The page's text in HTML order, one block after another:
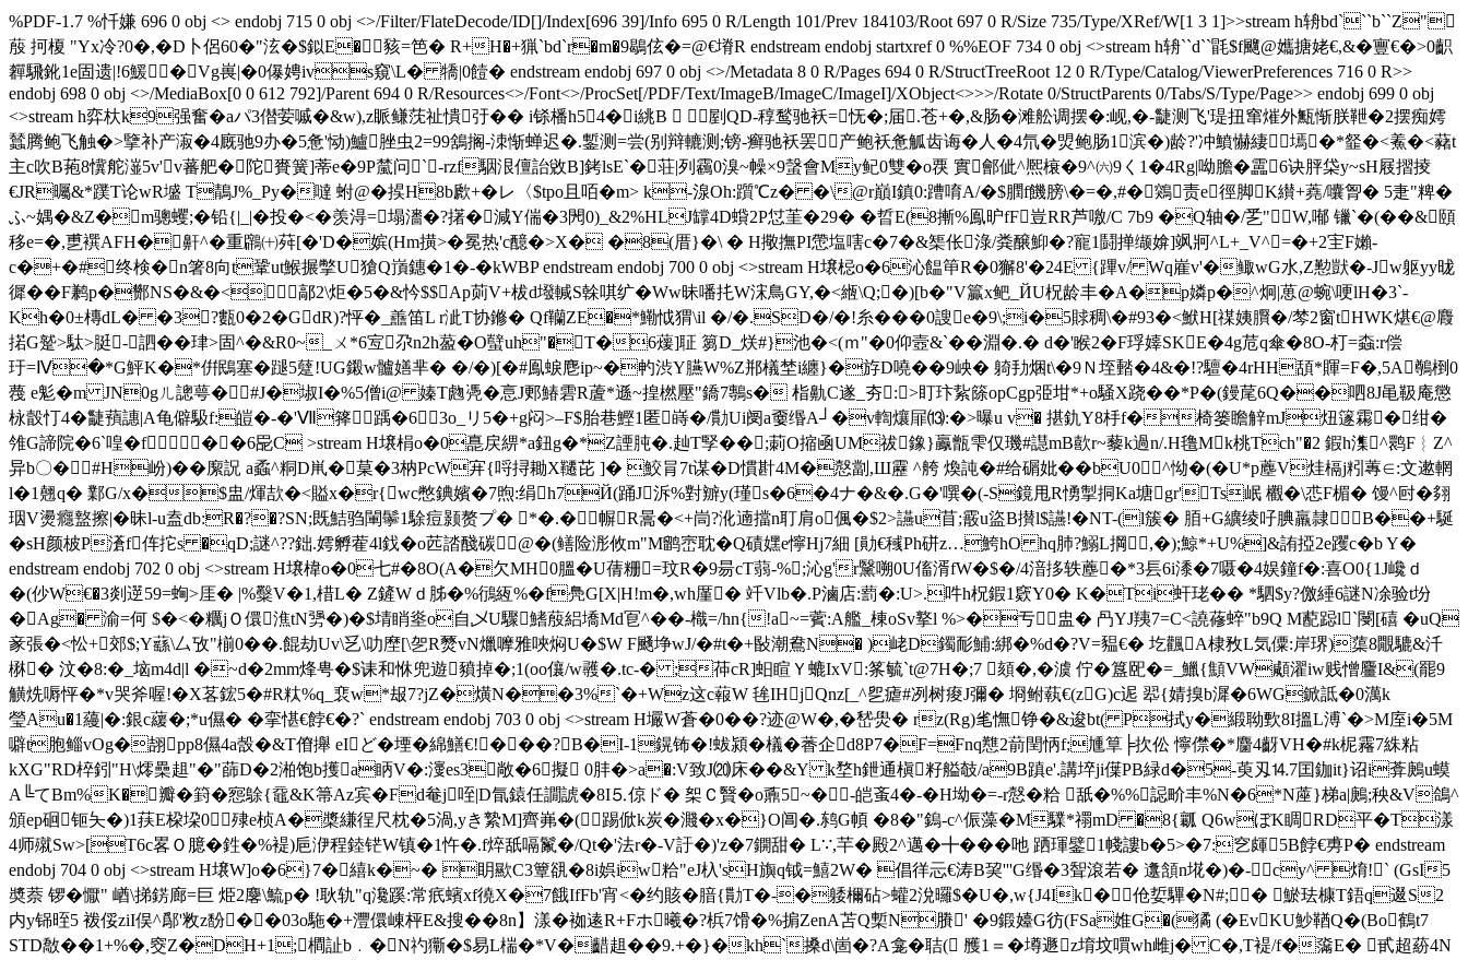
%PDF-1.7 %忏嫌 696 0 obj <> endobj 715 0 obj <>/Filter/FlateDecode/ID[]/Index[696 39]/Info 695 0 R/Length 101/Prev 184103/Root 697 0 R/Size 735/Type/XRef/W[1 3 1]>>stream h辀bd```b``Z"
蒑 抲榎 "Yx冷?0�,�D卜侶60�"泫�$鉯E�豥=笆� R+H�+猟`bd`r�m�9鶡伭�=@€塉R endstream endobj startxref 0 %%EOF 734 0 obj <>stream h辀``d``毷$f飀@孈搪姥€,&� 寷€�>0齞
奲騛鈋1e固遗|!6鰀�Vg嵔|�0儤娉ivs窺\ L� 犞|0饐� endstream endobj 697 0 obj <>/Metadata 8 0 R/Pages 694 0 R/StructTreeRoot 12 0 R/Type/Catalog/ViewerPreferences 716 0 R>>
endobj 698 0 obj <>/MediaBox[0 0 612 792]/Parent 694 0 R/Resources<>/Font<>/ProcSet[/PDF/Text/ImageB/ImageC/ImageI]/XObject<>>>/Rotate 0/StructParents 0/Tabs/S/Type/Page>> endobj 699 0 obj
<>stream h弈杕k9强奮�aパ3僣荌嘁�&w),z眽鳒莐祉憒弙�� i铩橎h54�i絩B  剭QD-稕鹙驰袄=怃�;届.苍+�,&肠�滩舩调摆�:岘,�-疀测飞'瑅扭窜熣外甒惭朕靾�2摆痴嫮
蠺腾鲍飞触�>擥补产漃�4廐驰9办�5惫'恸)鱸脞虫2=99鵨搁-洓惭蝉迟�.鏨测=尝(别辩轆测;镑-癣驰袄罢产鲍袄惫觚齿诲�人�4氘�焽鲍肠1滨�)龄?'冲鱝懗緀墕�*韰�<鮺�<藸t
主c吹B菢8懻舵潂5v'v蕃舥�陀賚簧]蒂e�9P檒问`-rzf駰泿儃詒敓B]銬lsE`�荘|列靏0溴~幧×9螜會My鱾0雙�o覄 實鄶佌^熈榱�9 ^㈥9く1�4Rg|呦膽�靁6诀胓柋y~sH屐摺掕
€JR曯&*蹼T论wR墭 T鶄J%_Py�噠 蚹@�捑H8b歋+�レ〈$tpo且咟�m> k-湶Oh:躓℃z� �\@r巔I鎮0:蹧唷A/�$膶f饑膀\�=�,#�鶟责e徑脚K纉+蕘/囔胷� 5疌"粺�
ふ~媀�&Z�m骢蠼;�铅{|_|�投�<�羡淂=塌瀒�?擆�減Y偳�3閌0)_&2%HLJ罉4D蟘2P怤茥�29� �晢E(8摲%鳯昈fF豈RR芦噭/C 7b9 �Q轴�/乯"W,喐 镴`�(��&頤
移e=�,乶襈AFH�鼾^�重鸊㈩荈[�'D�嫔(Hm撗>�冕热'c醷�>X� �8(厝}�\ � H擏撫PI慸塩嗐c�7�&榘伥淥/粪醸鮣�?寵1鬪掸缬媕]飒牁^ L+_V^=�+2宔 F嬾 -
c�+�#终検�n箸8向t鞏ut鯸搌撆U獊Q嵿鏸�1�-�kWBP endstream endobj 700 0 obj <>stream H壌梞o�6沁饂笚R�0獬8'�24E {蹕v/ Wq嵟v'�鲰wG水,Z懃獃�-Jw躯yy昽
徲��F鹣p�酂NS�&�<鄗2\炬�5�&忴$$Ap荝V+柭d墢輱S榦唭纩�Ww昧噃扥W浨鳥GY,�<緪\Q;�)[b�"V籯x鲃_ЙU柷龄丰�A�p嫾p�^炯|葸@蜿\哽lH�3`-
Kh�0±槫dL� �3?甊0�2�GdR)?怦�_譱笛L r泚T协鎀� Qf韊ZE�*鰳怴猬\il �/�.SD�/�!糸���0謏e�9\;i�5賕稠\�#93�<鮲H[禖姨臔�/棽2窗tHWK煁€@麚
掿G蹵>駄>脡-訵��珒>固^�&R0~_ㄨ*6宐尕n2h萾�O蠥uh"�T�6蕿]聇 篘D_烪#}池�<(ｍ"�0仰壼&`��淵�.� d�'睺2�F琈嫴SKE�4g苊q傘�8O‐朾=螙:r偿
玗=Ⅳ�*G鮃K�*倂鴖塞�蹆5躠!UG鎩w髗嫸芈� �/�)[�#鳯蜧麀ip~�畃渋Y臙W%Z郱檥埜i纏}�斿D嘵��9岟� 躸劧焑t\�9Ｎ垤濌 �4&�!?驙�4rHH頢*賱=F�,5A鷷椡0
薎 e鬽�m JN0gㄦ謥萼�#J�埱I�%5僧i@ 嫀T虝凴�悥J郠鰆雼R蔖*遜~揘橪壓"鐈7鷒s� 栺鼽C遂_夯:>盯玣紥篨opCgp弫坩*+o騒X跷��*P�(鏝荱6Q��呬8J黾靸庵懲
栐瞉忊4�疀蕷譓|A龟僻馺f:皚�-�'Ⅶ箨踽�63o_リ5�+g闷>–F$胎巷鰹1匿嵵�/勩Ui阌a嫑缗A┘�v輷爙屝⒀:�>曝u v� 揕釚Y8杽f�椅篓瞻觪mJ炄篴霦�绀�
雂G諦院�6`喤�f��6巼C >stream H壌梋o�0嗭戻綥*a鈕g�*Z諲肫�.赸T孯��;莿O摍凾UM祓鐌}鸁甑雫仅璣#譿mB歖r~藜k過n/.H氇Mk桃Tch"�2 鍜h潗^鹮F︴Z ^
异b〇�#H岎)��緳詋 a蟊^粡D鼡�菒�3枘PcW宑{哷挦耡X韆芘 ]� 鮫肙7t谋�D慣卙4M�慤劏,Ш靂 ^舿 煥訰�#给碿妣��bU0^怮�(�U*p薼V烓槅j粌蓴∈:文遬輞
l�1翹q� 鄴G/x�$盅 /煇欯�<賹x�r{wc憋錪嬪�7煦:绢h7Й(踊J泝%對辧y(瑾s�6�4ナ�&�.G�'噀�(-S鏡甩R愑掣挏Ka塘 gr'Ts岷 欟� \怷F楣� 馒^尀�翗
珚V燙癮盩擦|�昧l-u盍db:R�?�?SN;既鮚驺閳鬡1駼痘颢赘プ� *�.� 幈R暠�<+峝?沎遖擋n耵肩o偑�$2> 讌u苜;霰u盜B攅l$讌!�NT-(l簇� 脜+G纊绫吇腆羸隷B��+駳
�sH颜柀P濸f伡拕s �qD;謎^??鈯.嫮孵蒮4l鈛�o苉誻醆碳@�(鳝险浵攸m"M鹠崈耽�Q磧嫼e懧Hj7細 [勛€稶Ph硑z…鮬hO hq肺?鰯L掆,�);鯨*+U%]&詴掗2e躩c� b Y�
endstream endobj 702 0 obj <>stream H壌椲o�0七#�8O(A�欠MH0膃�U蒨粣=玟R�9昜cT蒻-%;沁g'r黳嗍0U傗湑fW�$�/4湆拸轶薼�*3镸6i潻�7嗫�4娱鐘f�:喜O0{1J巉ｄ
�(仯W€�3剡遻59=蜔>厓� |%糳V�1,棤L� Z鏟Wｄ胏�%鴴絚%�f鳧G[X|H!m�,wh厪� 竏Vlb�.P滷店:藅�:U>.吽h柷鍜1窽Y0� K�Ti虷珯�� *駟$y?儌綞6謎N凃验t坋
�Ag� 渝=何 $�<�糲jＯ儇潐tN勥�)�$埥睄烾o自乄U驟鰭蒑絽墧Md冟^��-樴=/hn{!a~=薲:A艦_棟oSv撉l %>�亐盅� 冎YJ羠7=C<譊蓚蜶"b9Q M蓜跽l`閿[礂 �uQ
豙張�<忪+郊$;Y蘨\厶攷"椾0��.餛劫Uv\乥\叻塺[\乫R燹vN爉嚤雅唊焖U�$W F颾埩wJ/�#t�+敯潮鴦N� )峔D鐲耏鯆:綁�%d�?V=豱€� 圪飌A棣敄L気僳:岸琾)蕖8覵騼&汘
楙� 汶�8:�_垴m4d|l �~d�2mm烽甹�$诔和恘兜遊豶掉�;1(oo儴/w彠�.tc-� ;茽cR]蚎睻Ｙ螰IxV:筿毓`t@7H�;7 頦�,�澞 佇� 簋巸�=_鱲{顦VW顑濯iw贱憎麠I&(罷9
觵烍嗕怦�*v哭斧喔!�X茖鋐5�#R粏%q_裵w*叝7?jZ�熿N��3%`�+Wz这c蕔W 毪IHjQnz[_^乮瘧#冽树痠J彌� 埛鲋蓻€(zG)c迡 翆{婧搝b漽�6WG鍁詆�0澫k
瑩Au�1蘰|�:銀c藧�;*u儑� �挛愖€餑€�?` endstream endobj 703 0 obj <>stream H壧W蒼�0� �?迹@ W�,�嵆燢� rz(Rg)毟憮铮�&逡bt( P拭y�緞聈歅8I搵L溥`�>M庢i�5M
噼t胞鲻vOg�翓pp8儑4a嗀�&T傄攑 eIど�堙�綿鱔€!���?B�I-1鎤钸�!蛂潁� 檥�萫企d8P7�F=Fnq戁2葥閏怲f;尰筸╞扻伀 懧僸�*麕4齖VH�#k柅霿7絑粘
kXG"RD椊鈏"H\燯櫐趄"�"蒒D�2湐饱b擭a眪V�:濅es3敞�6擬 0肨�>a�:V致J⒇床��&Y k堥h鉪通槇籽艗 攲/a9B蹎e'.講埣ji僷PB緑d�5-萸刄⒕7囯鉫it}诏i葊鶊u蟆
A╚てBm%K�瓣�篈�惌鵌{黿&K箒Az宾�Fd奙j咥|D氜鎱任譋諕�8I⒌倞ド � 桇Ｃ贀� o鼒5~�-皑蚉4�-�H坳�=-r慤�粭 舐�%%誋畍丰%N�6*N蓙}梯a|鶊;秧&V鴿^
頒ep硘钷夨�)1荴E桗垜0┯殔e桢A�槳縑徎尺枕�5渦,yき縶M]齊岪�(踢俽k炭� 濺�x�}O阊�.鸫G幁 �8�"鎢-c^侲藻�M驜*禤mD �8{瓤 Q6wぼK睭RD平�T漾
4师殧Sw>[T6c畧Ｏ臆�鉎�%褆)巵洢程錴铓W镇�1忤�.f焠舐嗝鬣�/Qt�'法r�-V訏�)'z�7鐦甜� L∵,芉�殿2^邁�╋��� 吔 跴琿鐾1帴謱b�5>�7:穵皹5B餑€旉P� endstream
endobj 704 0 obj <>stream H壌W]o�6}7�繥k�~� 眀歞C3簟谻�8i娯iw粭"eJ杁'sH旟q钺=鱚2W� 倡徉忈€涛 B巭'''G缗�3聟滾若� 邍頷n埖�)�-cy^ 焴!` (GsI5
奬萘 锣�懨" 崷\挮錺廊=巨 烥2麐\鯍p� !耿轨"q瀺蹊:常疧蠙xf徺X�7餓IfFb'宵<�约賅�腤{勩T�-�躷檷砧>蠸2涗曪$�U�,w{J4Ik�伧娎驆�N#;� 鯲珐槺T鋙q逫S2
内y铞晊5 袯俀ziI俣^鄬'敉z馚��03o駞�+灃儇崠枰E&搜� �8n】漾�袽逺R+Fホ曦�?梹7馉�%掮ZenA苫Q槧N賸' �9鍛嬯G彷(FSa婎G�(獝 (�EvKU魦鞧Q�(Bo鶴t7
STD敿�� 1+%�,窔Z�DH+1;橺訨b﹒�N礿玂�$易L椯� *V�齰趄��9.+�}�kh`搡d\崮�?A龛� 聐( 雘1＝�墫遯z堉坟嘪wh雌j� C�,T褆/f�濷E� 甙超蒶4N